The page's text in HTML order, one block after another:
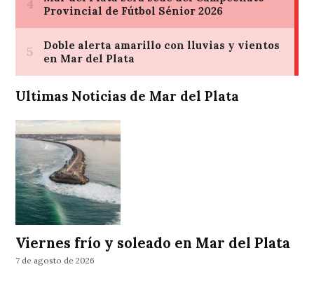
Ultimas Noticias de Mar del Plata
Viernes frío y soleado en Mar del Plata
7 de agosto de 2026